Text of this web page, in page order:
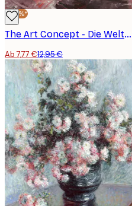
-40%*
The Art Concept - Die Welt gehört dir Blumen Poster
Ab 7,77 €12,95 €